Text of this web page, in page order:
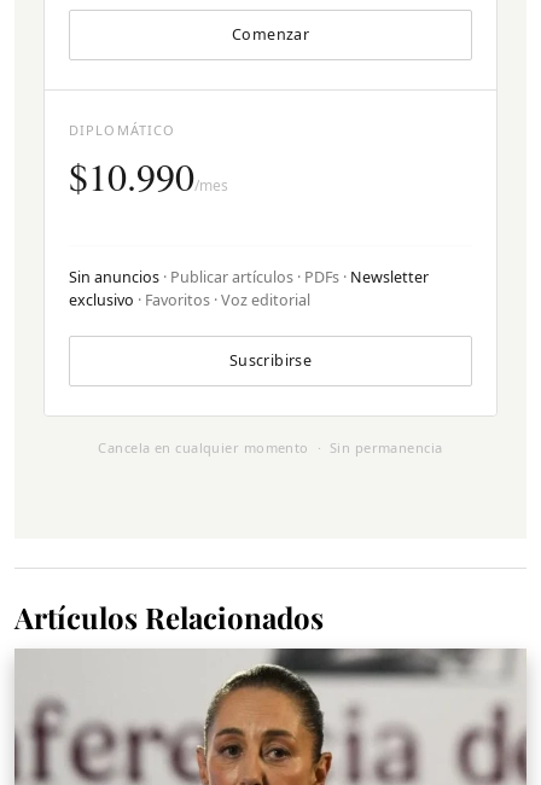
Comenzar
DIPLOMÁTICO
$10.990/mes
Sin anuncios · Publicar artículos · PDFs · Newsletter
exclusivo · Favoritos · Voz editorial
Suscribirse
Cancela en cualquier momento · Sin permanencia
Artículos Relacionados